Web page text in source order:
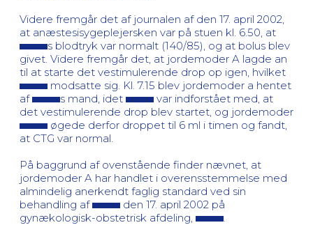
Videre fremgår det af journalen af den 17. april 2002,
at anæstesisygeplejersken var på stuen kl. 6.50, at
s blodtryk var normalt (140/85), og at bolus blev
givet. Videre fremgår det, at jordemoder A lagde an
til at starte det vestimulerende drop op igen, hvilket
modsatte sig. Kl. 7.15 blev jordemoder a hentet
af
s mand, idet
var indforstået med, at
det vestimulerende drop blev startet, og jordemoder
øgede derfor droppet til 6 ml i timen og fandt,
at CTG var normal.
På baggrund af ovenstående finder nævnet, at
jordemoder A har handlet i overensstemmelse med
almindelig anerkendt faglig standard ved sin
behandling af
den 17. april 2002 på
gynækologisk-obstetrisk afdeling,